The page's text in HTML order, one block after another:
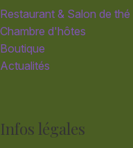
Restaurant & Salon de thé
Chambre d'hôtes
Boutique
Actualités
Infos légales